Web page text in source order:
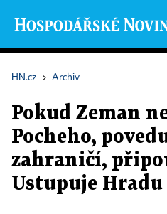
HN.cz › Archiv
Pokud Zeman
Pocheho,
zahraničí,
Ustupuje